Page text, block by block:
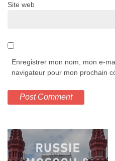
Site web
Enregistrer mon nom, mon e-
navigateur pour mon prochain